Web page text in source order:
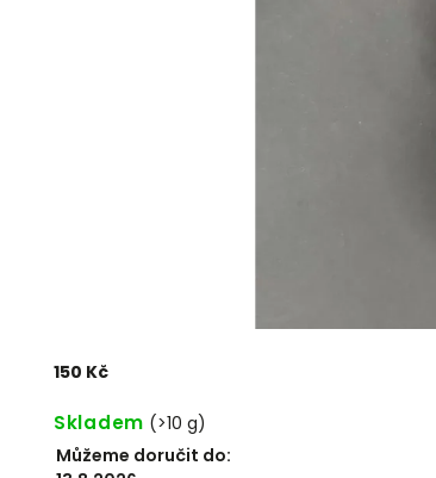
150 Kč
Skladem (>10 g)
Můžeme doručit do: